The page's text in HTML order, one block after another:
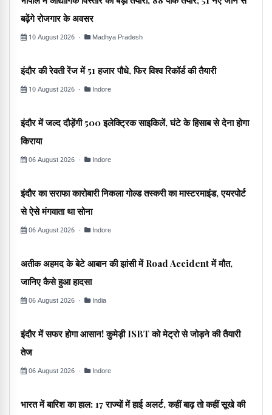
बढ़ेंगे रोजगार के अवसर
10 August 2026 · Madhya Pradesh
इंदौर की रेवती रेंज में 51 हजार पौधे, फिर विश्व रिकॉर्ड की तैयारी
10 August 2026 · Indore
इंदौर में जल्द दौड़ेंगी 500 इलेक्ट्रिक साइकिलें, घंटे के हिसाब से देना होगा
किराया
06 August 2026 · Indore
इंदौर का सराफा कारोबारी निकला गोल्ड तस्करी का मास्टरमाइंड, एयरपोर्ट
से ऐसे मंगवाता था सोना
06 August 2026 · Indore
अतीक अहमद के बेटे आबान की झांसी में Road Accident में मौत,
जानिए कैसे हुआ हादसा
06 August 2026 · India
इंदौर में सफर होगा आसान! कुमेड़ी ISBT को मेट्रो से जोड़ने की तैयारी
तेज
06 August 2026 · Indore
भारत में बारिश का हाल: 17 राज्यों में हाई अलर्ट, कहीं बाढ़ तो कहीं सूखे की